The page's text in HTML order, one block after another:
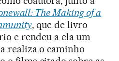
The Making of a
, que de livro
e rendeu a ela um
realiza o caminho